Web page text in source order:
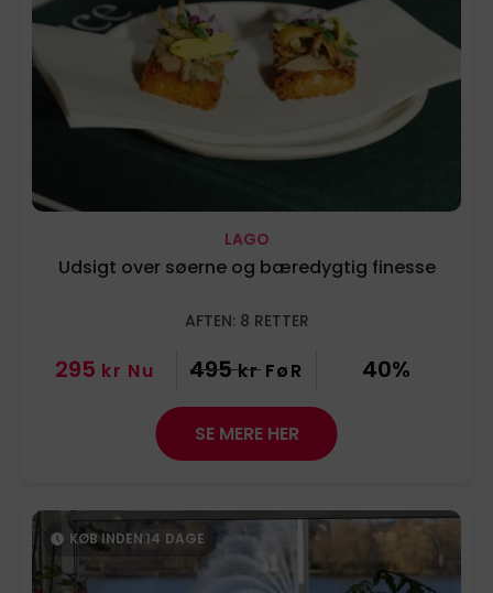
LAGO
Udsigt over søerne og bæredygtig finesse
AFTEN: 8 RETTER
295 kr Nu 495 kr FøR 40%
SE MERE HER
KØB INDEN 14 DAGE